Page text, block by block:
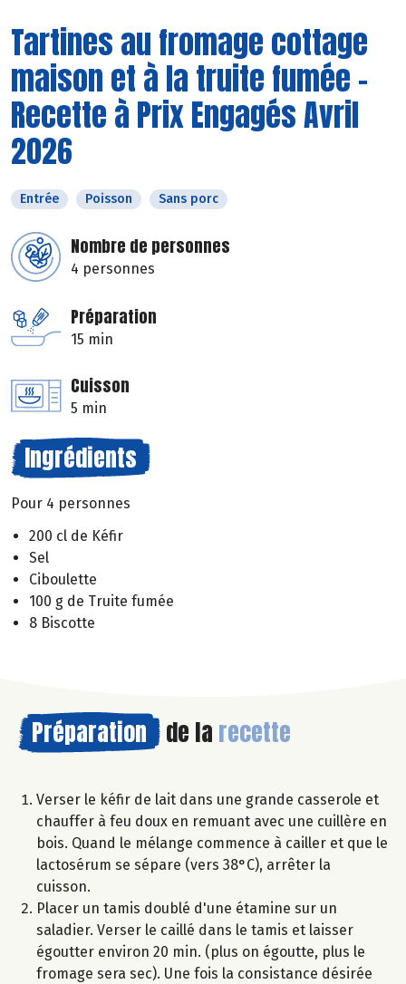
Tartines au fromage cottage
maison et à la truite fumée -
Recette à Prix Engagés Avril
2026
Entrée Poisson Sans porc
Nombre de personnes
4 personnes
Préparation
15 min
Cuisson
5 min
Ingrédients
Pour 4 personnes
200 cl de Kéfir
Sel
Ciboulette
100 g de Truite fumée
8 Biscotte
Préparation de la recette
Verser le kéfir de lait dans une grande casserole et
chauffer à feu doux en remuant avec une cuillère en
bois. Quand le mélange commence à cailler et que le
lactosérum se sépare (vers 38°C), arrêter la
cuisson.
Placer un tamis doublé d'une étamine sur un
saladier. Verser le caillé dans le tamis et laisser
égoutter environ 20 min. (plus on égoutte, plus le
fromage sera sec). Une fois la consistance désirée